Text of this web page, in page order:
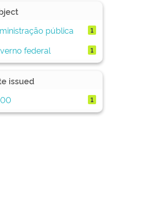
pública
1
federal 1
issued
1